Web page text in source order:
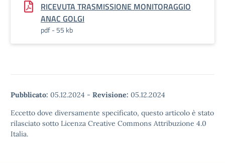
RICEVUTA TRASMISSIONE MONITORAGGIO
ANAC GOLGI
pdf - 55 kb
Pubblicato: 05.12.2024 - Revisione: 05.12.2024
Eccetto dove diversamente specificato, questo articolo è stato
rilasciato sotto Licenza Creative Commons Attribuzione 4.0
Italia.